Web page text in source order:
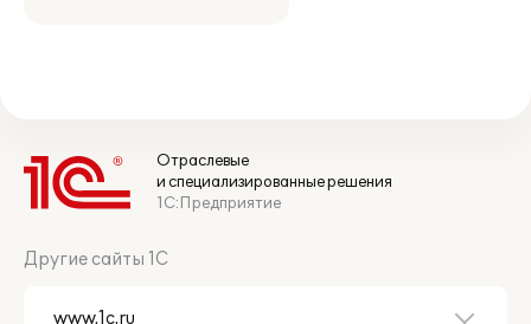
Отраслевые
и специализированные решения
1С:Предприятие
Другие сайты 1С